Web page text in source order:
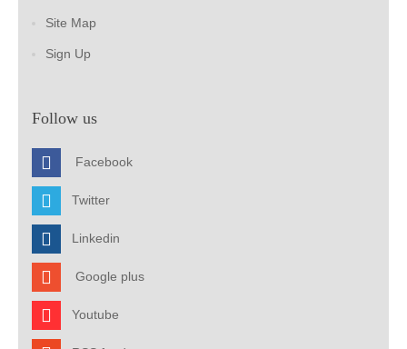
Site Map
Sign Up
Follow us
Facebook
Twitter
Linkedin
Google plus
Youtube